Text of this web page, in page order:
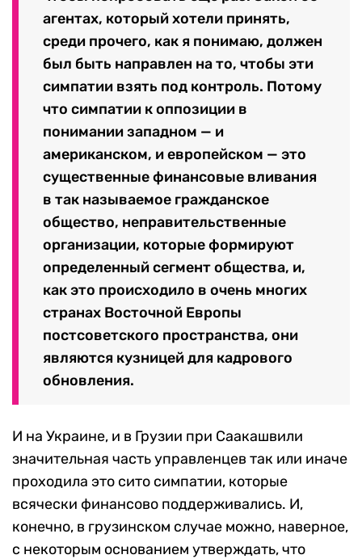
агентах, который хотели принять,
среди прочего, как я понимаю, должен
был быть направлен на то, чтобы эти
симпатии взять под контроль. Потому
что симпатии к оппозиции в
понимании западном — и
американском, и европейском — это
существенные финансовые вливания
в так называемое гражданское
общество, неправительственные
организации, которые формируют
определенный сегмент общества, и,
как это происходило в очень многих
странах Восточной Европы
постсоветского пространства, они
являются кузницей для кадрового
обновления.
И на Украине, и в Грузии при Саакашвили
значительная часть управленцев так или иначе
проходила это сито симпатии, которые
всячески финансово поддерживались. И,
конечно, в грузинском случае можно, наверное,
с некоторым основанием утверждать, что